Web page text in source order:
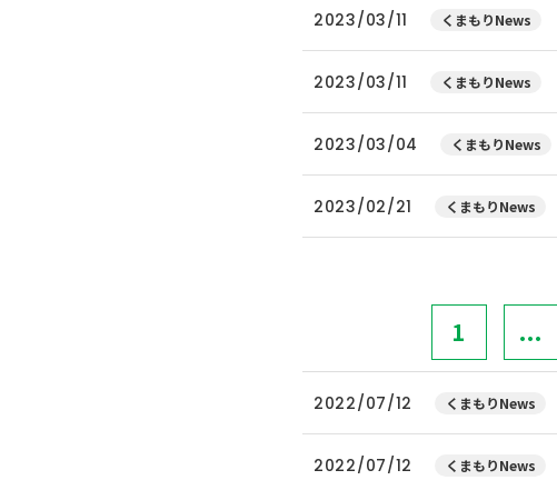
2023/03/11 くまもりNews
2023/03/11 くまもりNews
2023/03/04 くまもりNews
2023/02/21 くまもりNews
1 ...
2022/07/12 くまもりNews
2022/07/12 くまもりNews